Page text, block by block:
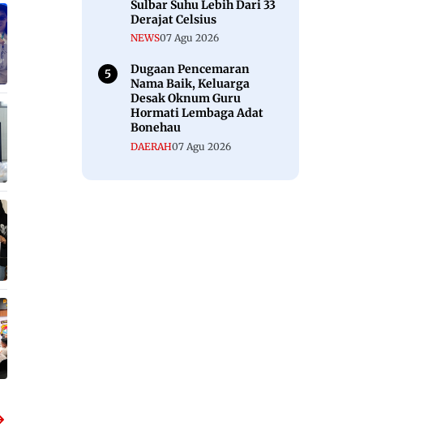
Sulbar Suhu Lebih Dari 33
Derajat Celsius
NEWS07 Agu 2026
Dugaan Pencemaran
Nama Baik, Keluarga
Desak Oknum Guru
Hormati Lembaga Adat
Bonehau
DAERAH07 Agu 2026